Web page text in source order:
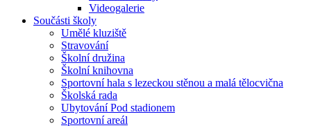
Videogalerie
Součásti školy
Umělé kluziště
Stravování
Školní družina
Školní knihovna
Sportovní hala s lezeckou stěnou a malá tělocvična
Školská rada
Ubytování Pod stadionem
Sportovní areál